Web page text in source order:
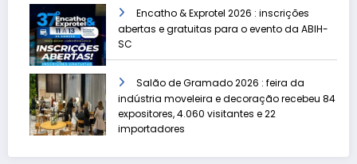
Encatho & Exprotel 2026 : inscrições
abertas e gratuitas para o evento da ABIH-
SC
Salão de Gramado 2026 : feira da
indústria moveleira e decoração recebeu 84
expositores, 4.060 visitantes e 22
importadores